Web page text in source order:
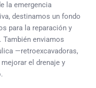
la emergencia
destinamos un fondo
para la reparación y
enviamos
—retroexcavadoras,
el drenaje y